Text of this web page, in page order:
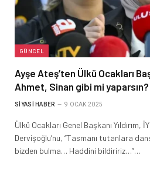
GÜNCEL
Ayşe Ateş’ten Ülkü Ocakları
Ahmet, Sinan gibi mi yaparsın?
SIYASI HABER 9 OCAK 2025
Ülkü Ocakları Genel Başkanı Yıldırım,
Dervişoğlu’nu, “Tasmanı tutanlara
bizden bulma… Haddini bildiririz…”…